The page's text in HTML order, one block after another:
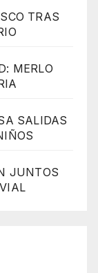
TRAS
MERLO
SALIDAS
JUNTOS